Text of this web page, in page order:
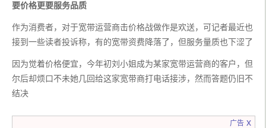
要价格更要服务品质
作为消费者，对于宽带运营商击价格战做作是欢送，可记者最近也
接到一些读者投诉称，有的宽带资费降落了，但服务量质也下涩了
因为觉着价格便宜，今年初刘小姐成为某家宽带运营商的客户，但
尔后却烦口不未她几回给这家宽带商打电话接涉，然而答题仍旧不
结决
广告 x